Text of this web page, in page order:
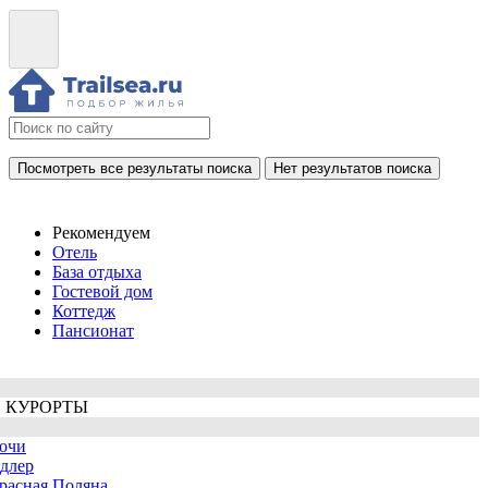
Посмотреть все результаты поиска Нет результатов поиска
Рекомендуем
Отель
База отдыха
Гостевой дом
Коттедж
Пансионат
КУРОРТЫ